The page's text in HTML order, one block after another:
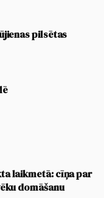
pilsētas
laikmetā: cīņa par
domāšanu